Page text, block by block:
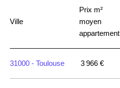
Ville
Prix m²
moyen
appartement
31000 - Toulouse 3 966 €